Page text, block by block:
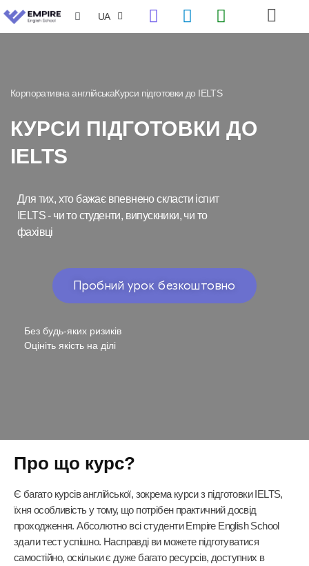
UA
RU
Корпоративна англійськаКурси підготовки до IELTS
КУРСИ ПІДГОТОВКИ ДО
IELTS
Для тих, хто бажає впевнено скласти іспит
IELTS - чи то студенти, випускники, чи то
фахівці
Пробний урок безкоштовно
Без будь-яких ризиків
Оцініть якість на ділі
Про що курс?
Є багато курсів англійської, зокрема курси з підготовки IELTS,
їхня особливість у тому, що потрібен практичний досвід
проходження. Абсолютно всі студенти Empire English School
здали тест успішно. Насправді ви можете підготуватися
самостійно, оскільки є дуже багато ресурсів, доступних в